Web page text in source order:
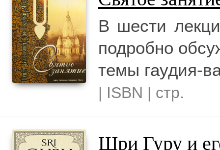
В шести
подробно
темы гаудия-
| ISBN | стр.
Шри Гуру и